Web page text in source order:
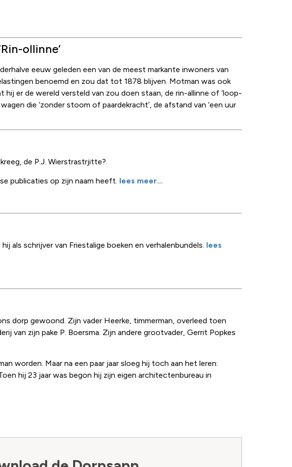
ollinne’
eeuw geleden een van de meest markante inwoners van
benoemd en zou dat tot 1878 blijven. Motman was ook
er de wereld versteld van zou doen staan, de rin-allinne of ‘loop-
die ‘zonder stoom of paardekracht’, de afstand van ‘een uur
de P.J. Wierstrastrjitte?
publicaties op zijn naam heeft. lees meer…
als schrijver van Friestalige boeken en verhalenbundels. lees
dorp gewoond. Zijn vader Heerke, timmerman, overleed toen
van zijn pake P. Boersma. Zijn andere grootvader, Gerrit Popkes
worden. Maar na een paar jaar sloeg hij toch aan het leren:
hij 23 jaar was begon hij zijn eigen architectenbureau in